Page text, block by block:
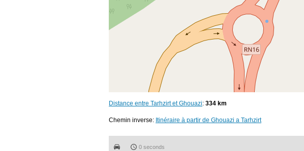
Distance entre Tarhzirt et Ghouazi: 334 km
Chemin inverse: Itinéraire à partir de Ghouazi a Tarhzirt
0 seconds